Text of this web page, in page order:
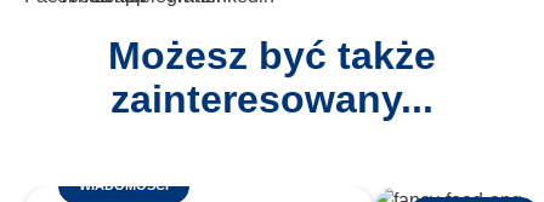
Możesz być także
zainteresowany...
WIADOMOŚCI